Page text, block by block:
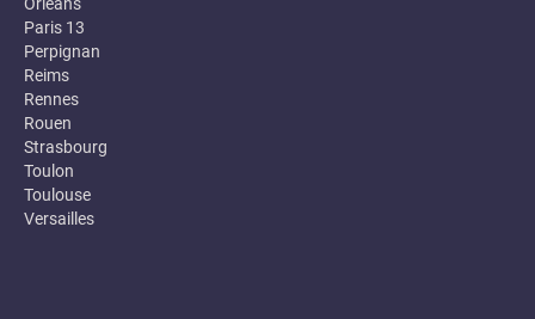
Orléans
Paris 13
Perpignan
Reims
Rennes
Rouen
Strasbourg
Toulon
Toulouse
Versailles